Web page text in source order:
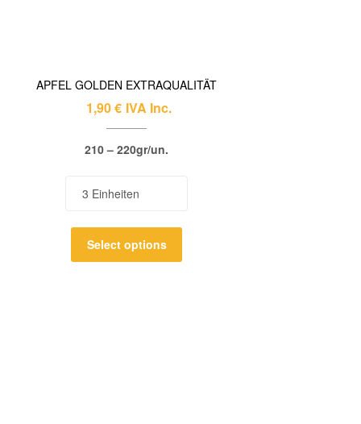
APFEL GOLDEN EXTRAQUALITÄT
1,90€ IVA Inc.
210 – 220gr/un.
Select options